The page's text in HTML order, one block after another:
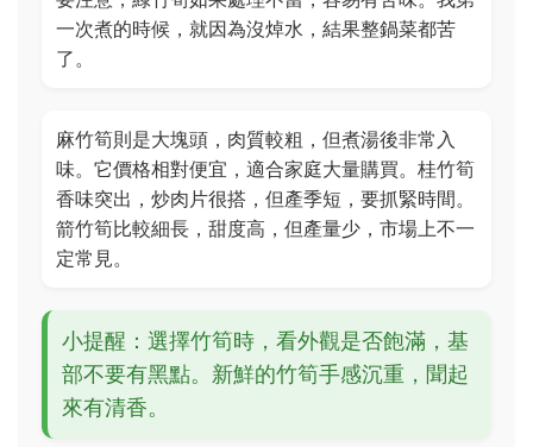
一次煮的時候，就因為沒焯水，結果整鍋菜都苦
了。
麻竹筍則是大塊頭，肉質較粗，但煮湯後非常入
味。它價格相對便宜，適合家庭大量購買。桂竹筍
香味突出，炒肉片很搭，但產季短，要抓緊時間。
箭竹筍比較細長，甜度高，但產量少，市場上不一
定常見。
小提醒：選擇竹筍時，看外觀是否飽滿，基
部不要有黑點。新鮮的竹筍手感沉重，聞起
來有清香。